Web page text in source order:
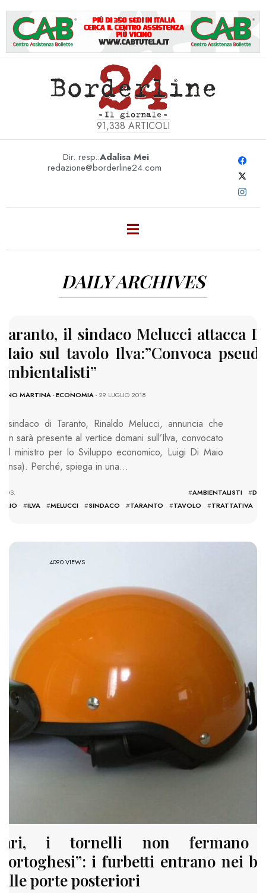
91,338 ARTICOLI
Dir. resp.:Adalisa Mei
redazione@borderline24.com
DAILY ARCHIVES
il sindaco Melucci attacca
sul tavolo Ilva:”Convoca
MARTINA-ECONOMIA- 29 LUGLIO 2018
sindaco di Taranto, Rinaldo Melucci, annuncia che
sarà presente al vertice domani sull’Ilva, convocato
ministro per lo Sviluppo economico, Luigi Di Maio
Perché, spiega in una…
#AMBIENTALISTI #DI
#ILVA #MELUCCI #SINDACO #TARANTO #TAVOLO #TRATTATIVA
4090 VIEWS
i tornelli non fermano
i furbetti entrano nei
porte posteriori